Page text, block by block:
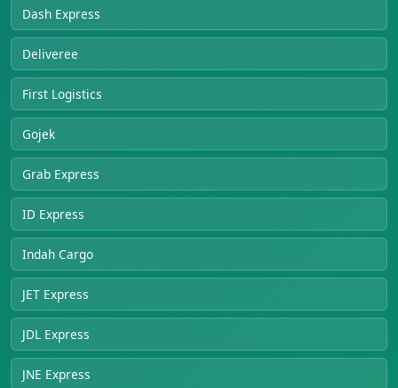
Dash Express
Deliveree
First Logistics
Gojek
Grab Express
ID Express
Indah Cargo
JET Express
JDL Express
JNE Express